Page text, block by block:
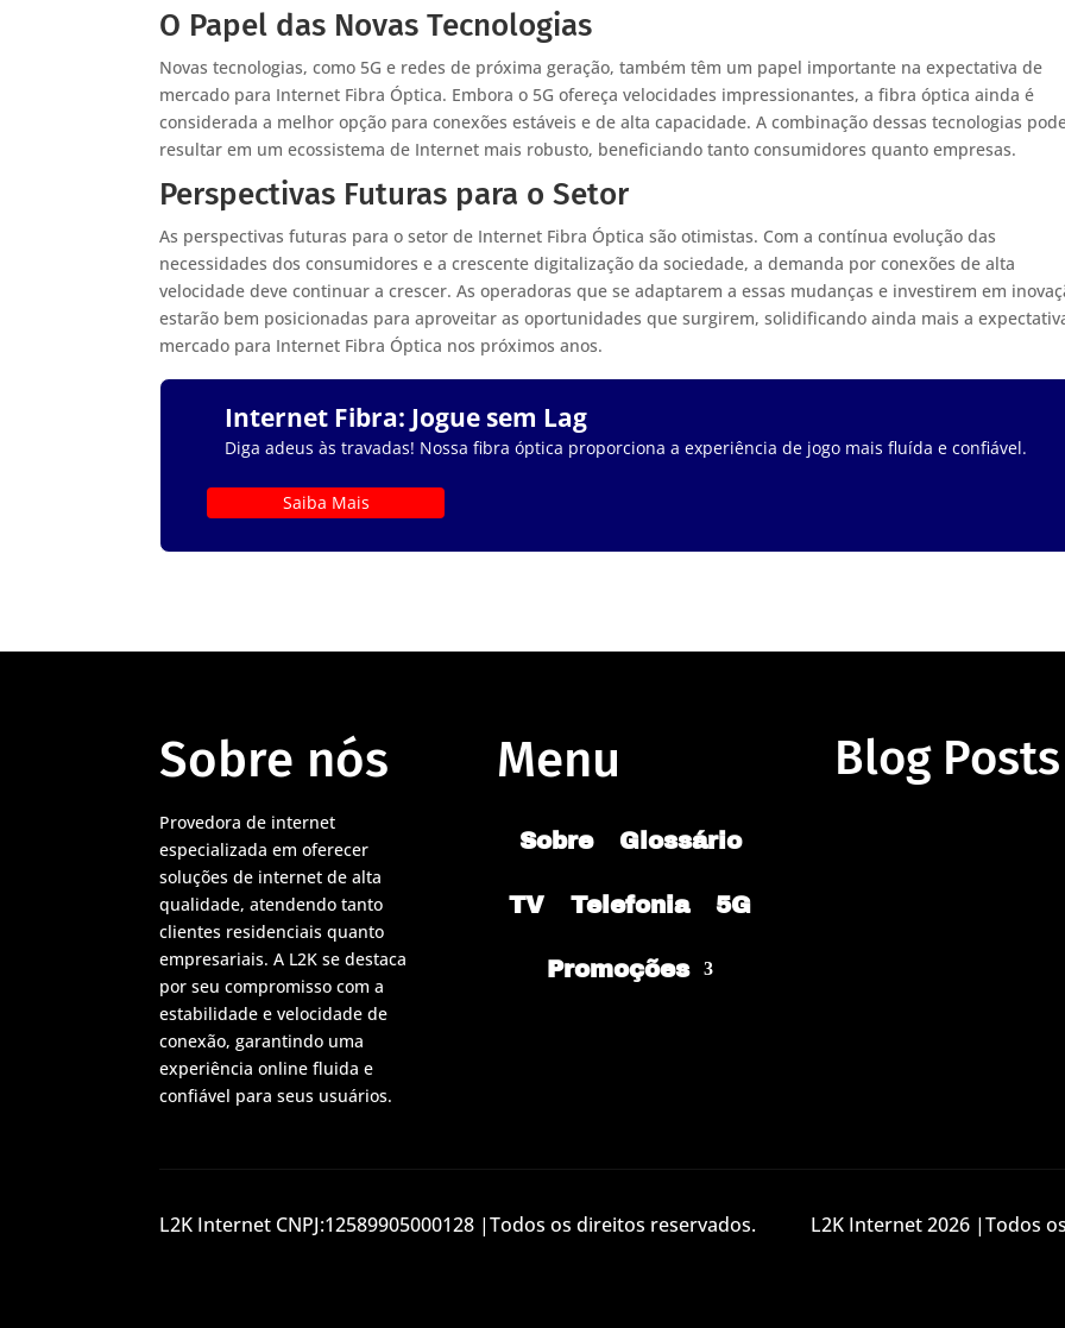
O Papel das Novas Tecnologias
Novas tecnologias, como 5G e redes de próxima geração, também têm um papel importante na expectativa de
mercado para Internet Fibra Óptica. Embora o 5G ofereça velocidades impressionantes, a fibra óptica ainda é
considerada a melhor opção para conexões estáveis e de alta capacidade. A combinação dessas tecnologias
resultar em um ecossistema de Internet mais robusto, beneficiando tanto consumidores quanto empresas.
Perspectivas Futuras para o Setor
As perspectivas futuras para o setor de Internet Fibra Óptica são otimistas. Com a contínua evolução das
necessidades dos consumidores e a crescente digitalização da sociedade, a demanda por conexões de alta
velocidade deve continuar a crescer. As operadoras que se adaptarem a essas mudanças e investirem em
estarão bem posicionadas para aproveitar as oportunidades que surgirem, solidificando ainda mais a
mercado para Internet Fibra Óptica nos próximos anos.
Internet Fibra: Jogue sem Lag
Diga adeus às travadas! Nossa fibra óptica proporciona a experiência de jogo mais fluída e confiável.
Saiba Mais
Sobre nós
Provedora de internet
especializada em oferecer
soluções de internet de alta
qualidade, atendendo tanto
clientes residenciais quanto
empresariais. A L2K se destaca
por seu compromisso com a
estabilidade e velocidade de
conexão, garantindo uma
experiência online fluida e
confiável para seus usuários.
Menu
Sobre Glossário
TV Telefonia 5G
Promoções
Blog Posts
L2K Internet CNPJ:12589905000128 |Todos os direitos reservados. L2K Internet 2026 |Todos